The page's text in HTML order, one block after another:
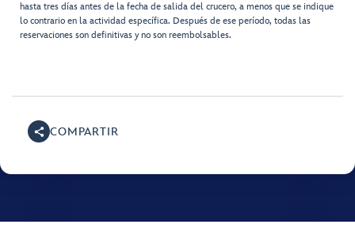
hasta tres días antes de la fecha de salida del crucero, a menos que se indique
lo contrario en la actividad específica. Después de ese período, todas las
reservaciones son definitivas y no son reembolsables.
COMPARTIR